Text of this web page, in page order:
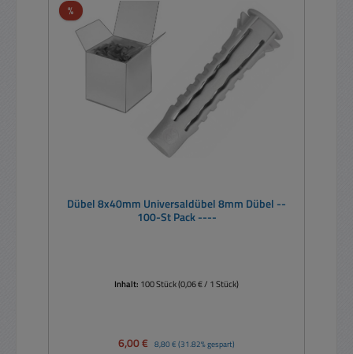
%Rabatt
Dübel 8x40mm Universaldübel 8mm Dübel --
100-St Pack ----
Inhalt: 100 Stück(0,06 € / 1 Stück)
Verkaufspreis:
6,00 € Regulärer Preis:
8,80 € (31.82% gespart)